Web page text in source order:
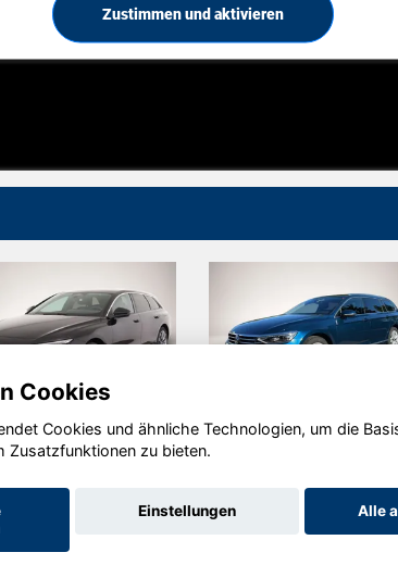
Zustimmen und aktivieren
e-tron Volkswagen
Variant
Cookies
Cookies und ähnliche Technologien, um die
Zusatzfunktionen zu bieten.
Einstellungen Alle